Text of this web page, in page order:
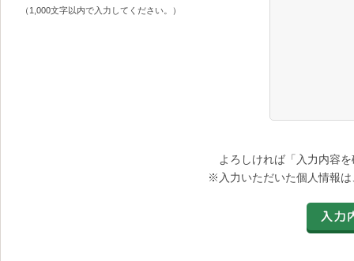
（1,000文字以内で入力してください。）
よろしければ「入力内容
※入力いただいた個人情報